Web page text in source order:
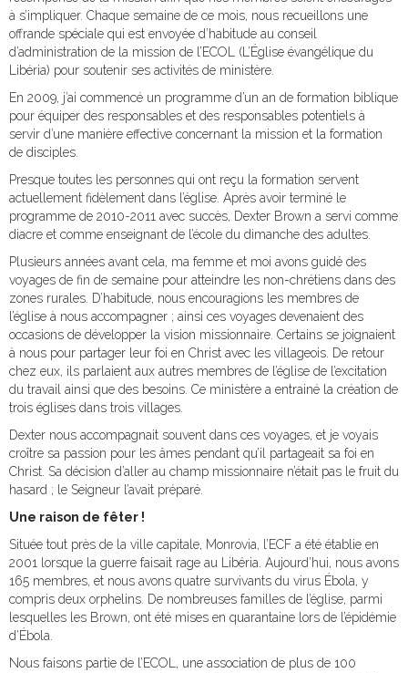
à s’impliquer. Chaque semaine de ce mois, nous recueillons une
offrande spéciale qui est envoyée d’habitude au conseil
d’administration de la mission de l’ECOL (L’Église évangélique du
Libéria) pour soutenir ses activités de ministère.
En 2009, j’ai commencé un programme d’un an de formation biblique
pour équiper des responsables et des responsables potentiels à
servir d’une manière effective concernant la mission et la formation
de disciples.
Presque toutes les personnes qui ont reçu la formation servent
actuellement fidèlement dans l’église. Après avoir terminé le
programme de 2010-2011 avec succès, Dexter Brown a servi comme
diacre et comme enseignant de l’école du dimanche des adultes.
Plusieurs années avant cela, ma femme et moi avons guidé des
voyages de fin de semaine pour atteindre les non-chrétiens dans des
zones rurales. D’habitude, nous encouragions les membres de
l’église à nous accompagner ; ainsi ces voyages devenaient des
occasions de développer la vision missionnaire. Certains se joignaient
à nous pour partager leur foi en Christ avec les villageois. De retour
chez eux, ils parlaient aux autres membres de l’église de l’excitation
du travail ainsi que des besoins. Ce ministère a entrainé la création de
trois églises dans trois villages.
Dexter nous accompagnait souvent dans ces voyages, et je voyais
croître sa passion pour les âmes pendant qu’il partageait sa foi en
Christ. Sa décision d’aller au champ missionnaire n’était pas le fruit du
hasard ; le Seigneur l’avait préparé.
Une raison de fêter !
Située tout près de la ville capitale, Monrovia, l’ECF a été établie en
2001 lorsque la guerre faisait rage au Libéria. Aujourd’hui, nous avons
165 membres, et nous avons quatre survivants du virus Ébola, y
compris deux orphelins. De nombreuses familles de l’église, parmi
lesquelles les Brown, ont été mises en quarantaine lors de l’épidémie
d’Ébola.
Nous faisons partie de l’ECOL, une association de plus de 100